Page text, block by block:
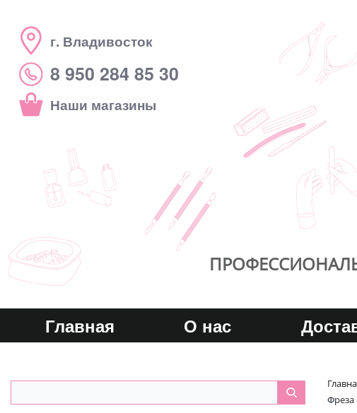
г. Владивосток
8 950 284 85 30
Наши магазины
Главная О нас
Фреза